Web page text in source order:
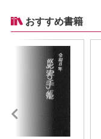
おすすめ書籍